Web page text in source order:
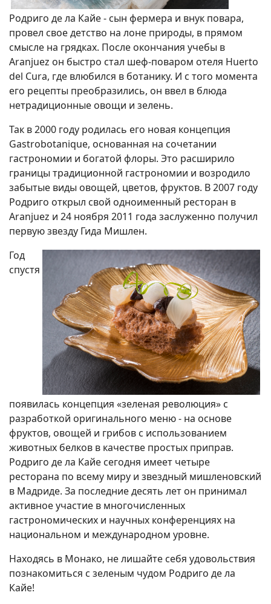
Родриго де ла Кайе - сын фермера и внук повара,
провел свое детство на лоне природы, в прямом
смысле на грядках. После окончания учебы в
Aranjuez он быстро стал шеф-поваром отеля Huerto
del Cura, где влюбился в ботанику. И с того момента
его рецепты преобразились, он ввел в блюда
нетрадиционные овощи и зелень.
Так в 2000 году родилась его новая концепция
Gastrobotanique, основанная на сочетании
гастрономии и богатой флоры. Это расширило
границы традиционной гастрономии и возродило
забытые виды овощей, цветов, фруктов. В 2007 году
Родриго открыл свой одноименный ресторан в
Aranjuez и 24 ноября 2011 года заслуженно получил
первую звезду Гида Мишлен.
Год
спустя
появилась концепция «зеленая революция» с
разработкой оригинального меню - на основе
фруктов, овощей и грибов с использованием
животных белков в качестве простых приправ.
Родриго де ла Кайе сегодня имеет четыре
ресторана по всему миру и звездный мишленовский
в Мадриде. За последние десять лет он принимал
активное участие в многочисленных
гастрономических и научных конференциях на
национальном и международном уровне.
Находясь в Монако, не лишайте себя удовольствия
познакомиться с зеленым чудом Родриго де ла
Кайе!